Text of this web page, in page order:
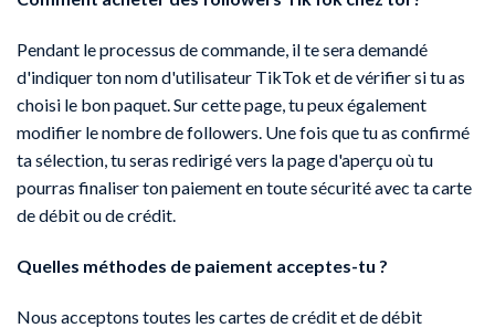
Pendant le processus de commande, il te sera demandé
d'indiquer ton nom d'utilisateur TikTok et de vérifier si tu as
choisi le bon paquet. Sur cette page, tu peux également
modifier le nombre de followers. Une fois que tu as confirmé
ta sélection, tu seras redirigé vers la page d'aperçu où tu
pourras finaliser ton paiement en toute sécurité avec ta carte
de débit ou de crédit.
Quelles méthodes de paiement acceptes-tu ?
Nous acceptons toutes les cartes de crédit et de débit